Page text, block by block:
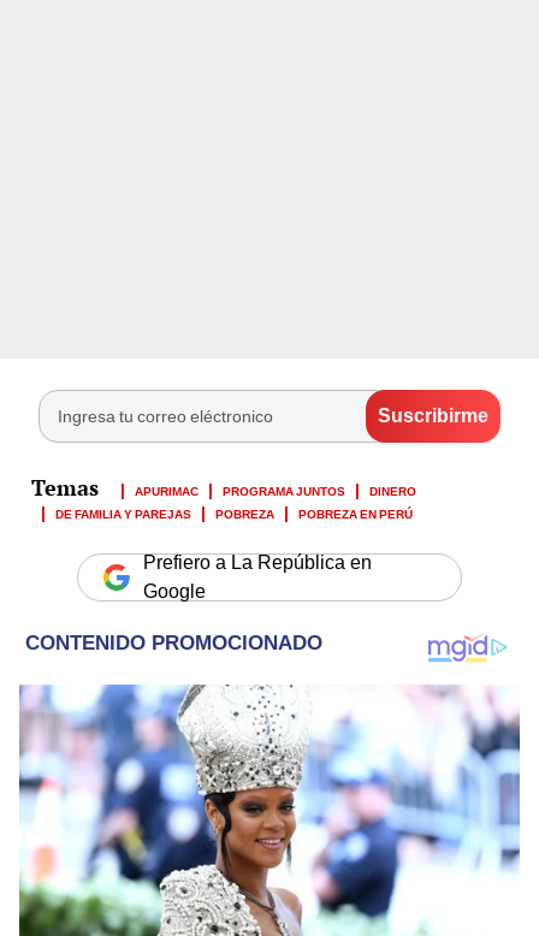
APURIMAC PROGRAMA JUNTOS
DINERO
DE FAMILIA Y PAREJAS
POBREZA POBREZA EN PERÚ
Prefiero a La República en
Google